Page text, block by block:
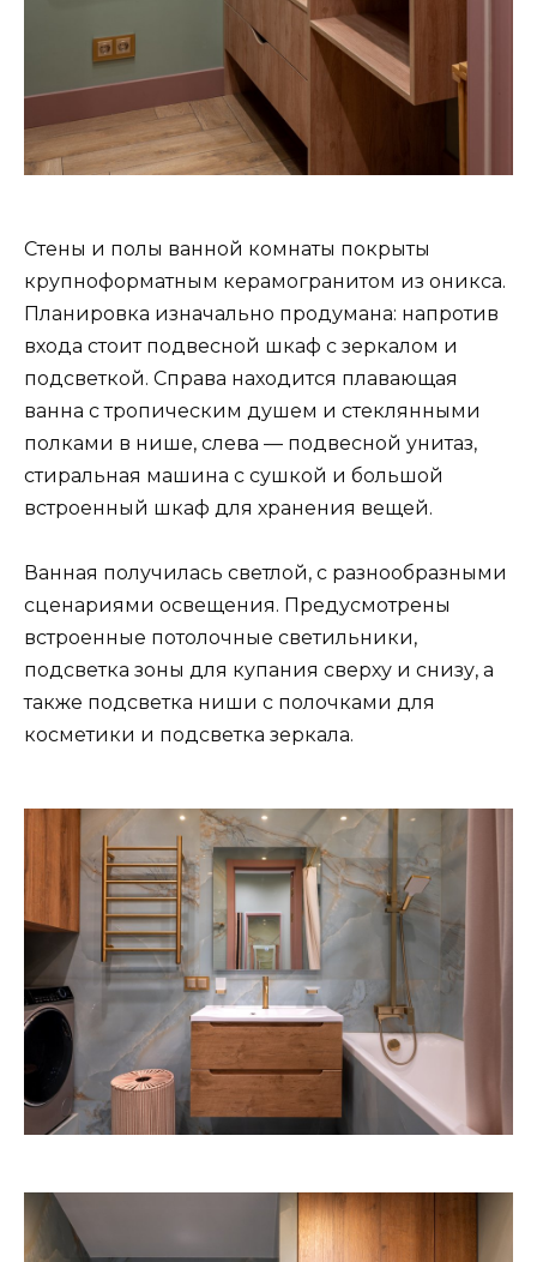
Стены и полы ванной комнаты покрыты
крупноформатным керамогранитом из оникса.
Планировка изначально продумана: напротив
входа стоит подвесной шкаф с зеркалом и
подсветкой. Справа находится плавающая
ванна с тропическим душем и стеклянными
полками в нише, слева — подвесной унитаз,
стиральная машина с сушкой и большой
встроенный шкаф для хранения вещей.
Ванная получилась светлой, с разнообразными
сценариями освещения. Предусмотрены
встроенные потолочные светильники,
подсветка зоны для купания сверху и снизу, а
также подсветка ниши с полочками для
косметики и подсветка зеркала.